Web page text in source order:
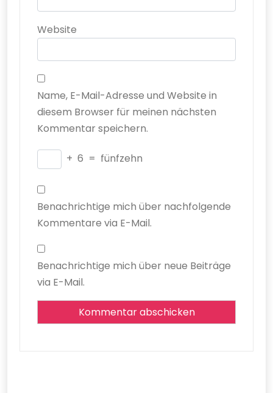
Website
Name, E-Mail-Adresse und Website in
diesem Browser für meinen nächsten
Kommentar speichern.
+ 6 = fünfzehn
Benachrichtige mich über nachfolgende
Kommentare via E-Mail.
Benachrichtige mich über neue Beiträge
via E-Mail.